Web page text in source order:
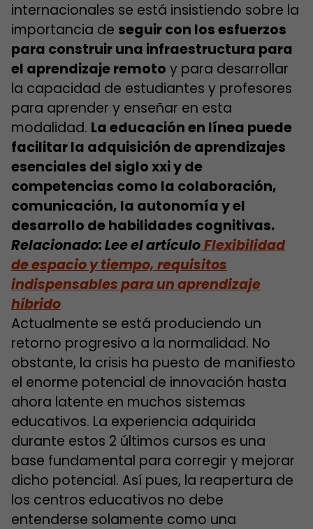
internacionales se está insistiendo sobre la
importancia de seguir con los esfuerzos
para construir una infraestructura para
el aprendizaje remoto y para desarrollar
la capacidad de estudiantes y profesores
para aprender y enseñar en esta
modalidad. La educación en línea puede
facilitar la adquisición de aprendizajes
esenciales del siglo xxi y de
competencias como la colaboración,
comunicación, la autonomía y el
desarrollo de habilidades cognitivas.
Relacionado: Lee el artículoFlexibilidad
de espacio y tiempo, requisitos
indispensables para un aprendizaje
híbrido
Actualmente se está produciendo un
retorno progresivo a la normalidad. No
obstante, la crisis ha puesto de manifiesto
el enorme potencial de innovación hasta
ahora latente en muchos sistemas
educativos. La experiencia adquirida
durante estos 2 últimos cursos es una
base fundamental para corregir y mejorar
dicho potencial. Así pues, la reapertura de
los centros educativos no debe
entenderse solamente como una